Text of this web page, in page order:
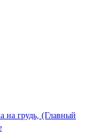
на грудь, (Главный